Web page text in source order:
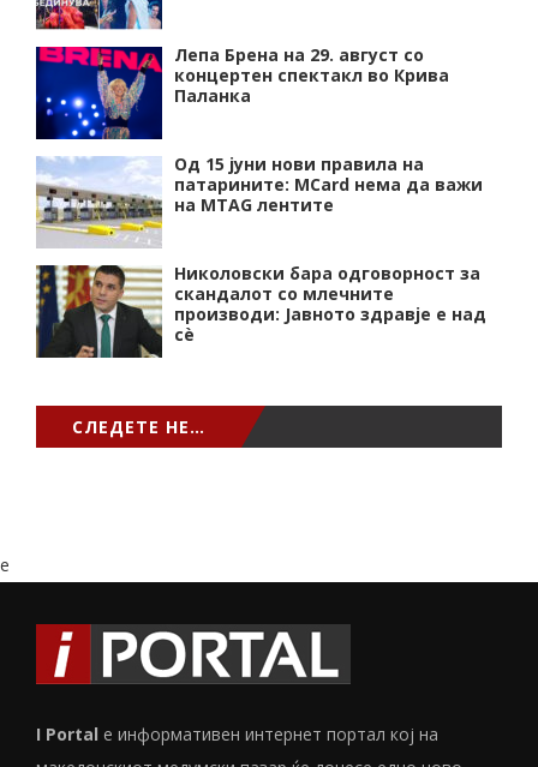
Лепа Брена на 29. август со
концертен спектакл во Крива
Паланка
Од 15 јуни нови правила на
патарините: MCard нема да важи
на MTAG лентите
Николовски бара одговорност за
скандалот со млечните
производи: Јавното здравје е над
сѐ
СЛЕДЕТЕ НЕ…
e
I Portal е информативен интернет портал кој на